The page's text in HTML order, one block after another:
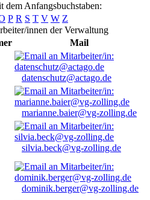
dem Anfangsbuchstaben:
P R S T V W Z
innen der Verwaltung
Mail
datenschutz@actago.de
marianne.baier@vg-zolling.de
silvia.beck@vg-zolling.de
dominik.berger@vg-zolling.de